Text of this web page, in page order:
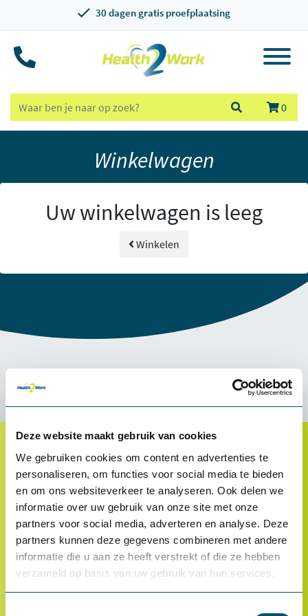
Deze website maakt gebruik van cookies
We gebruiken cookies om content en advertenties te
personaliseren, om functies voor social media te bieden
en om ons websiteverkeer te analyseren. Ook delen we
informatie over uw gebruik van onze site met onze
partners voor social media, adverteren en analyse. Deze
partners kunnen deze gegevens combineren met andere
informatie die u aan ze heeft verstrekt of die ze hebben
verzameld op basis van uw gebruik van hun services.
30 dagen gratis proefplaatsing
0
Winkelwagen
Uw winkelwagen is leeg
Winkelen
Klantenservice
Proefplaatsing
Betalen
Retourneren
OCI-koppeling